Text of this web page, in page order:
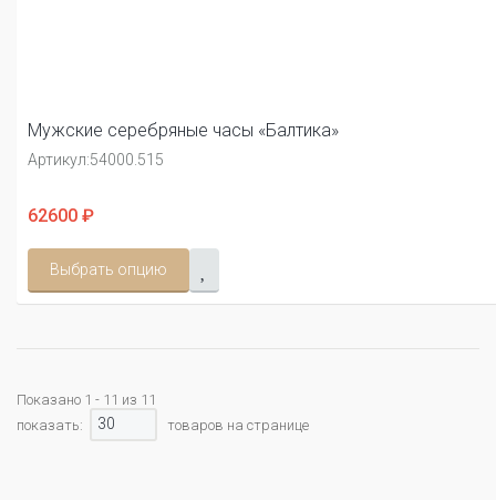
Мужские серебряные часы «Балтика»
Артикул:54000.515
62600 ₽
Выбрать опцию
Показано 1 - 11 из 11
показать:
30 товаров на странице